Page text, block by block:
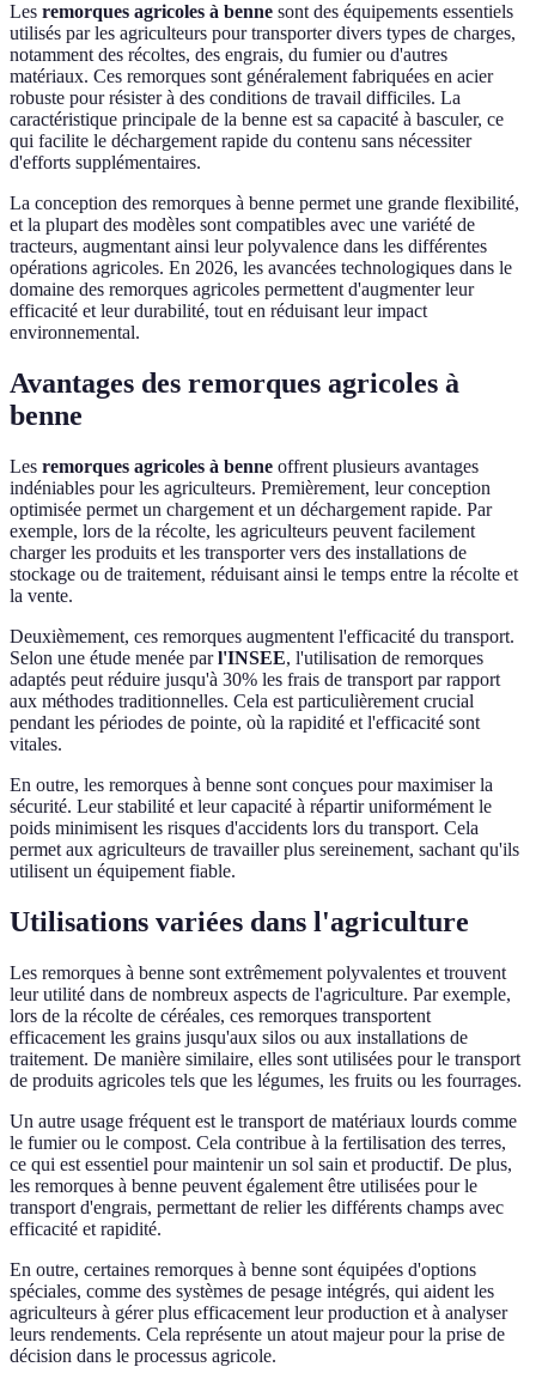
Les remorques agricoles à benne sont des équipements essentiels
utilisés par les agriculteurs pour transporter divers types de charges,
notamment des récoltes, des engrais, du fumier ou d'autres
matériaux. Ces remorques sont généralement fabriquées en acier
robuste pour résister à des conditions de travail difficiles. La
caractéristique principale de la benne est sa capacité à basculer, ce
qui facilite le déchargement rapide du contenu sans nécessiter
d'efforts supplémentaires.
La conception des remorques à benne permet une grande flexibilité,
et la plupart des modèles sont compatibles avec une variété de
tracteurs, augmentant ainsi leur polyvalence dans les différentes
opérations agricoles. En 2026, les avancées technologiques dans le
domaine des remorques agricoles permettent d'augmenter leur
efficacité et leur durabilité, tout en réduisant leur impact
environnemental.
Avantages des remorques agricoles à
benne
Les remorques agricoles à benne offrent plusieurs avantages
indéniables pour les agriculteurs. Premièrement, leur conception
optimisée permet un chargement et un déchargement rapide. Par
exemple, lors de la récolte, les agriculteurs peuvent facilement
charger les produits et les transporter vers des installations de
stockage ou de traitement, réduisant ainsi le temps entre la récolte et
la vente.
Deuxièmement, ces remorques augmentent l'efficacité du transport.
Selon une étude menée parl'INSEE, l'utilisation de remorques
adaptés peut réduire jusqu'à 30% les frais de transport par rapport
aux méthodes traditionnelles. Cela est particulièrement crucial
pendant les périodes de pointe, où la rapidité et l'efficacité sont
vitales.
En outre, les remorques à benne sont conçues pour maximiser la
sécurité. Leur stabilité et leur capacité à répartir uniformément le
poids minimisent les risques d'accidents lors du transport. Cela
permet aux agriculteurs de travailler plus sereinement, sachant qu'ils
utilisent un équipement fiable.
Utilisations variées dans l'agriculture
Les remorques à benne sont extrêmement polyvalentes et trouvent
leur utilité dans de nombreux aspects de l'agriculture. Par exemple,
lors de la récolte de céréales, ces remorques transportent
efficacement les grains jusqu'aux silos ou aux installations de
traitement. De manière similaire, elles sont utilisées pour le transport
de produits agricoles tels que les légumes, les fruits ou les fourrages.
Un autre usage fréquent est le transport de matériaux lourds comme
le fumier ou le compost. Cela contribue à la fertilisation des terres,
ce qui est essentiel pour maintenir un sol sain et productif. De plus,
les remorques à benne peuvent également être utilisées pour le
transport d'engrais, permettant de relier les différents champs avec
efficacité et rapidité.
En outre, certaines remorques à benne sont équipées d'options
spéciales, comme des systèmes de pesage intégrés, qui aident les
agriculteurs à gérer plus efficacement leur production et à analyser
leurs rendements. Cela représente un atout majeur pour la prise de
décision dans le processus agricole.